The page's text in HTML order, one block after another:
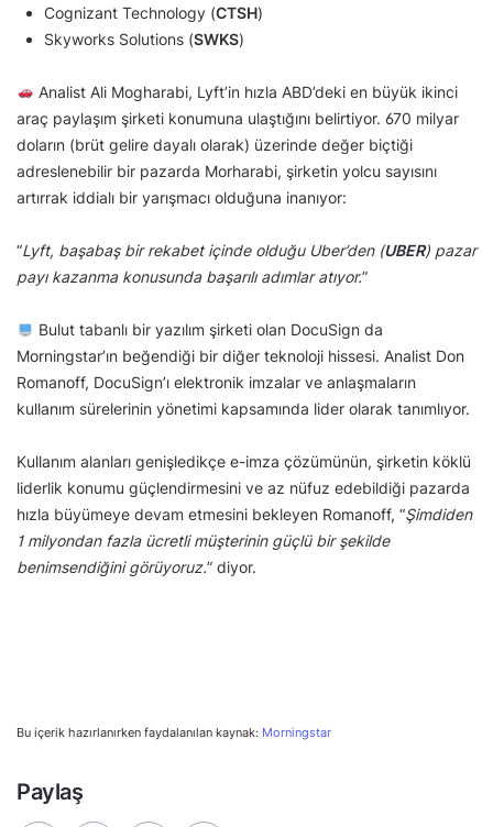
Cognizant Technology (CTSH)
Skyworks Solutions (SWKS)
Analist Ali Mogharabi, Lyft’in hızla ABD’deki en büyük ikinci
araç paylaşım şirketi konumuna ulaştığını belirtiyor. 670 milyar
doların (brüt gelire dayalı olarak) üzerinde değer biçtiği
adreslenebilir bir pazarda Morharabi, şirketin yolcu sayısını
artırrak iddialı bir yarışmacı olduğuna inanıyor:
“Lyft, başabaş bir rekabet içinde olduğu Uber’den (UBER) pazar
payı kazanma konusunda başarılı adımlar atıyor.”
Bulut tabanlı bir yazılım şirketi olan DocuSign da
Morningstar’ın beğendiği bir diğer teknoloji hissesi. Analist Don
Romanoff, DocuSign’ı elektronik imzalar ve anlaşmaların
kullanım sürelerinin yönetimi kapsamında lider olarak tanımlıyor.
Kullanım alanları genişledikçe e-imza çözümünün, şirketin köklü
liderlik konumu güçlendirmesini ve az nüfuz edebildiği pazarda
hızla büyümeye devam etmesini bekleyen Romanoff, “Şimdiden
1 milyondan fazla ücretli müşterinin güçlü bir şekilde
benimsendiğini görüyoruz.” diyor.
Bu içerik hazırlanırken faydalanılan kaynak: Morningstar
Paylaş